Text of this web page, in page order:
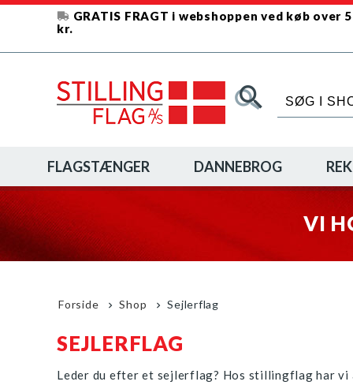
GRATIS FRAGT i webshoppen ved køb over
kr.
FLAGSTÆNGER DANNEBROG
VI
Forside Shop Sejlerflag
SEJLERFLAG
Leder du efter et sejlerflag? Hos stillingflag har